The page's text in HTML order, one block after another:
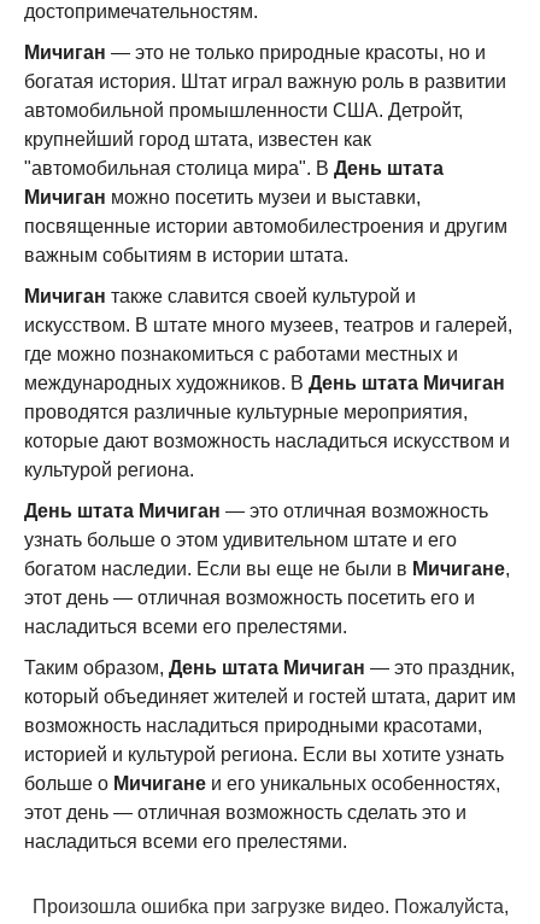
достопримечательностям.
Мичиган — это не только природные красоты, но и
богатая история. Штат играл важную роль в развитии
автомобильной промышленности США. Детройт,
крупнейший город штата, известен как
"автомобильная столица мира". В День штата
Мичиган можно посетить музеи и выставки,
посвященные истории автомобилестроения и другим
важным событиям в истории штата.
Мичиган также славится своей культурой и
искусством. В штате много музеев, театров и галерей,
где можно познакомиться с работами местных и
международных художников. В День штата Мичиган
проводятся различные культурные мероприятия,
которые дают возможность насладиться искусством и
культурой региона.
День штата Мичиган — это отличная возможность
узнать больше о этом удивительном штате и его
богатом наследии. Если вы еще не были в Мичигане,
этот день — отличная возможность посетить его и
насладиться всеми его прелестями.
Таким образом, День штата Мичиган — это праздник,
который объединяет жителей и гостей штата, дарит им
возможность насладиться природными красотами,
историей и культурой региона. Если вы хотите узнать
больше о Мичигане и его уникальных особенностях,
этот день — отличная возможность сделать это и
насладиться всеми его прелестями.
Произошла ошибка при загрузке видео. Пожалуйста,